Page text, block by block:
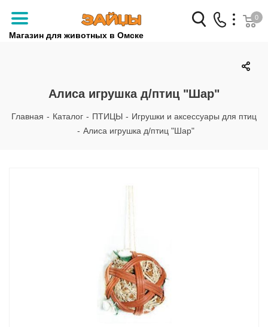
Магазин для животных в Омске
Заказать звонок
+7 (3812) 79-04-04
+7 (950) 959-88-32
0
Алиса игрушка д/птиц "Шар"
Главная - Каталог - ПТИЦЫ - Игрушки и аксессуары для птиц
- Алиса игрушка д/птиц "Шар"